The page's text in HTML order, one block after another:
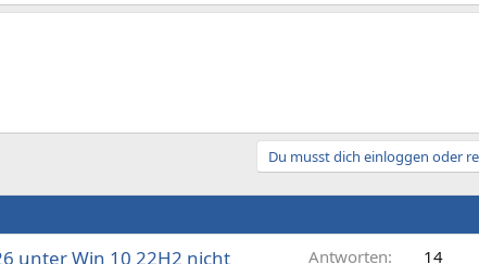
Du musst dich einloggen oder
unter Win 10 22H2 nicht
Antworten 14